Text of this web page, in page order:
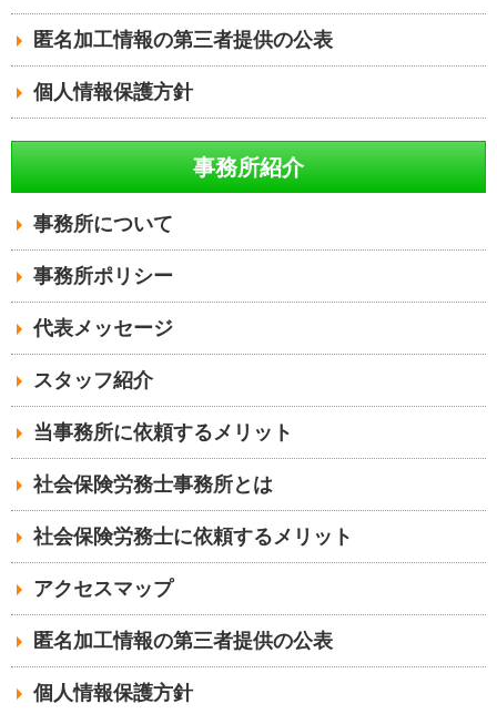
匿名加工情報の第三者提供の公表
個人情報保護方針
事務所紹介
事務所について
事務所ポリシー
代表メッセージ
スタッフ紹介
当事務所に依頼するメリット
社会保険労務士事務所とは
社会保険労務士に依頼するメリット
アクセスマップ
匿名加工情報の第三者提供の公表
個人情報保護方針